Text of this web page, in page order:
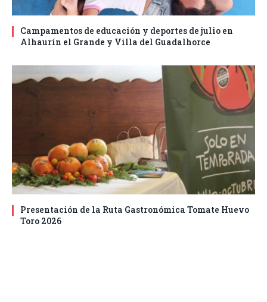
Campamentos de educación y deportes de julio en
Alhaurín el Grande y Villa del Guadalhorce
Presentación de la Ruta Gastronómica Tomate Huevo
Toro 2026